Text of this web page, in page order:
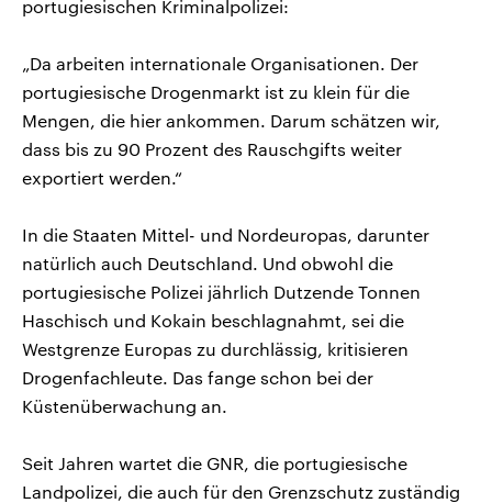
portugiesischen Kriminalpolizei:
„Da arbeiten internationale Organisationen. Der
portugiesische Drogenmarkt ist zu klein für die
Mengen, die hier ankommen. Darum schätzen wir,
dass bis zu 90 Prozent des Rauschgifts weiter
exportiert werden.“
In die Staaten Mittel- und Nordeuropas, darunter
natürlich auch Deutschland. Und obwohl die
portugiesische Polizei jährlich Dutzende Tonnen
Haschisch und Kokain beschlagnahmt, sei die
Westgrenze Europas zu durchlässig, kritisieren
Drogenfachleute. Das fange schon bei der
Küstenüberwachung an.
Seit Jahren wartet die GNR, die portugiesische
Landpolizei, die auch für den Grenzschutz zuständig